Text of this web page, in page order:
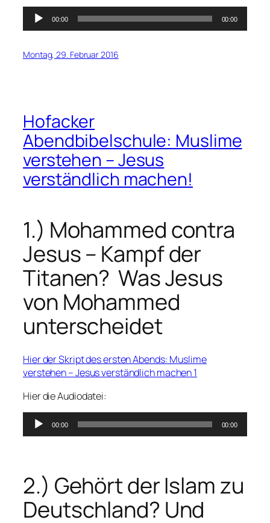
Audio-
Player
00:00 00:00
Montag, 29. Februar 2016
Hofacker
Abendbibelschule: Muslime
verstehen – Jesus
verständlich machen!
1.) Mohammed contra
Jesus – Kampf der
Titanen? Was Jesus
von Mohammed
unterscheidet
Hier der Skript des ersten Abends: Muslime
verstehen – Jesus verständlich machen 1
Hier die Audiodatei:
Audio-
Player
00:00 00:00
2.) Gehört der Islam zu
Deutschland? Und